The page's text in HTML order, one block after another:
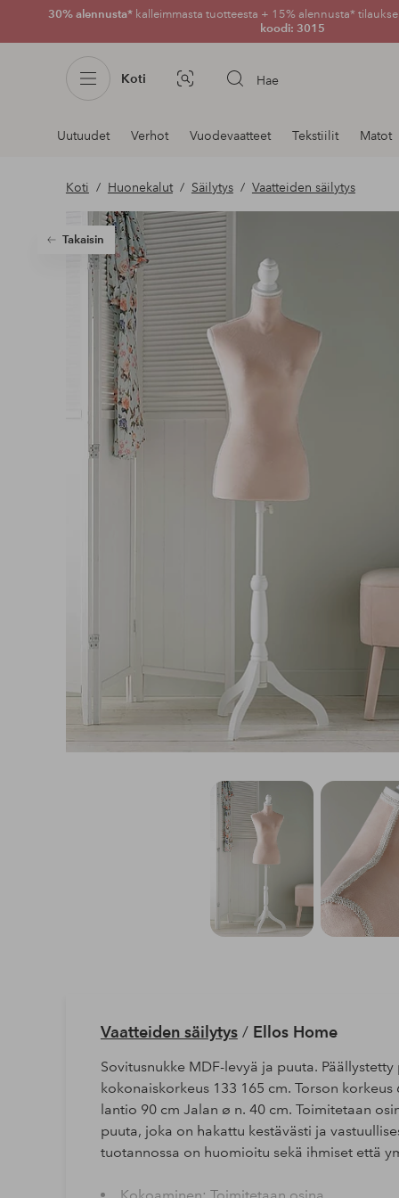
30% alennusta* kalleimmasta tuotteesta + 15% alennusta*
koodi: 3015
Koti Kuvahaku Hae
Navigointi
osastoilla
Uutuudet Verhot Vuodevaatteet Tekstiilit Matot
Koti Huonekalut Säilytys Vaatteiden säilytys
Takaisin
Vaatteiden säilytys/ Ellos Home
Sovitusnukke MDF-levyä ja puuta.
kokonaiskorkeus 133 165 cm. Torson
lantio 90 cm Jalan ø n. 40 cm. Toimitetaan
puuta, joka on hakattu kestävästi ja
tuotannossa on huomioitu sekä ihmiset että